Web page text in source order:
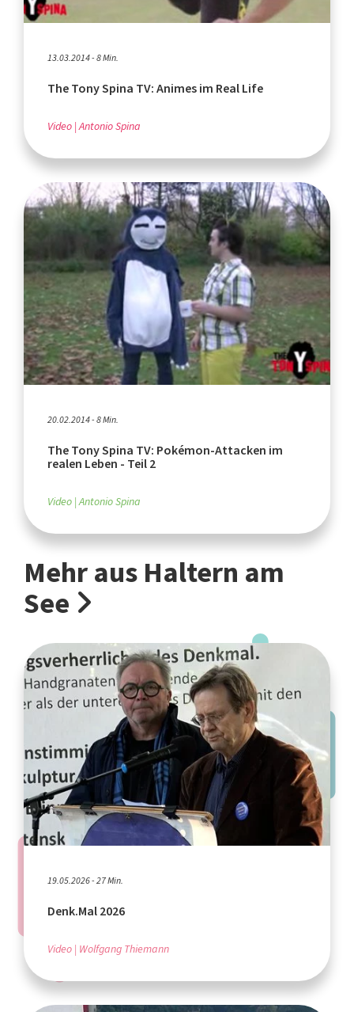
13.03.2014 - 8 Min.
The Tony Spina TV: Animes im Real Life
Video Antonio Spina
20.02.2014 - 8 Min.
The Tony Spina TV: Pokémon-Attacken im
realen Leben - Teil 2
Video Antonio Spina
Mehr aus Haltern am
See
19.05.2026 - 27 Min.
Denk.Mal 2026
Video Wolfgang Thiemann